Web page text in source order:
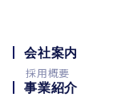
会社案内
採用概要
事業紹介